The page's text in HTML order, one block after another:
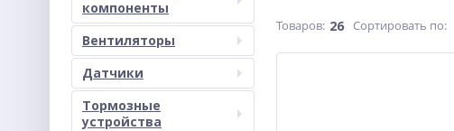
компоненты
Вентиляторы
Датчики
Тормозные
устройства
Товаров: 26 Сортировать по: